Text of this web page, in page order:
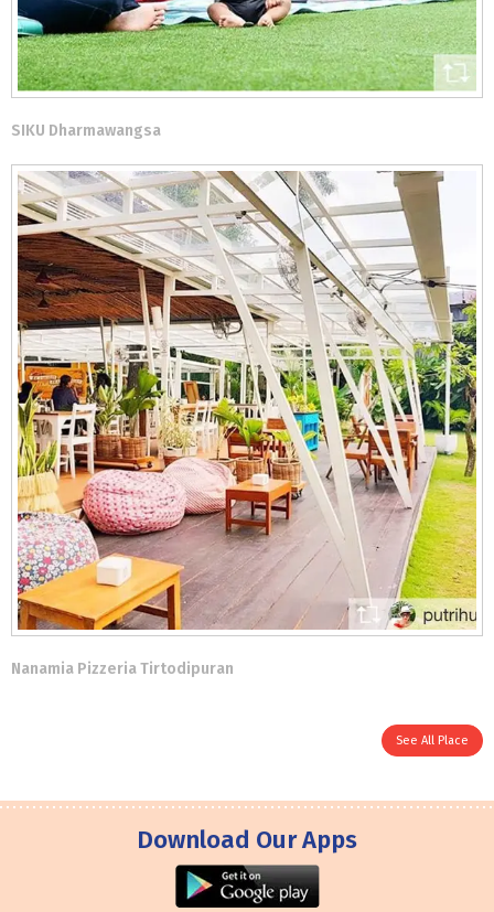
SIKU Dharmawangsa
Nanamia Pizzeria Tirtodipuran
See All Place
Download Our Apps